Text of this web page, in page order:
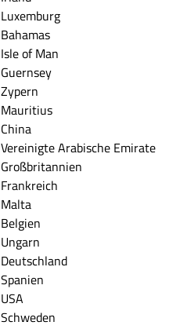
Luxemburg
Bahamas
Isle of Man
Guernsey
Zypern
Mauritius
China
Vereinigte Arabische Emirate
Großbritannien
Frankreich
Malta
Belgien
Ungarn
Deutschland
Spanien
USA
Schweden